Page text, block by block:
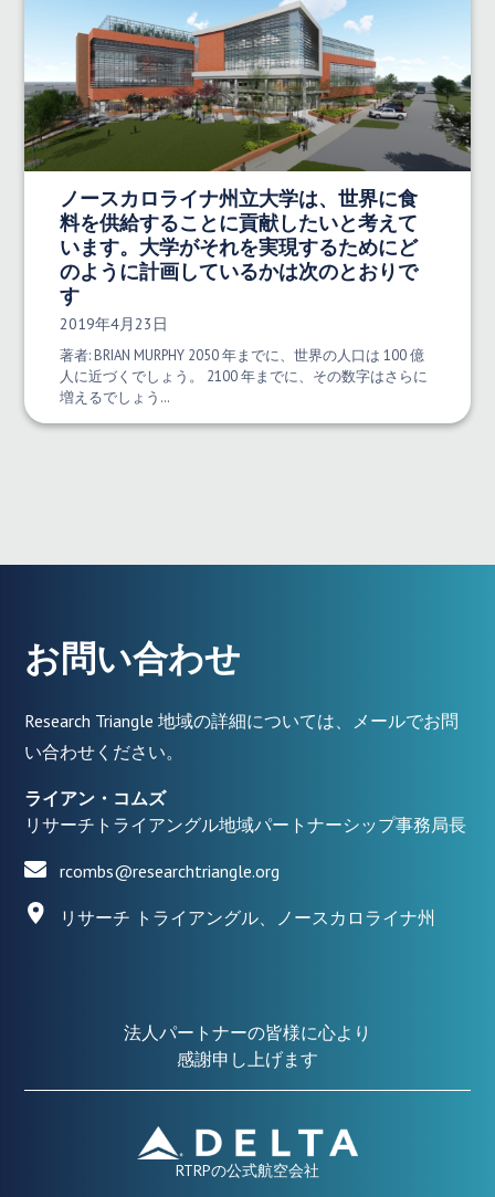
ノースカロライナ州立大学は、世界に食
料を供給することに貢献したいと考えて
います。大学がそれを実現するためにど
のように計画しているかは次のとおりで
す
発行日:
2019年4月23日
著者: BRIAN MURPHY 2050 年までに、世界の人口は 100 億
人に近づくでしょう。 2100 年までに、その数字はさらに
増えるでしょう…
お問い合わせ
Research Triangle 地域の詳細については、メールでお問
い合わせください。
ライアン・コムズ
リサーチトライアングル地域パートナーシップ事務局長
rcombs@researchtriangle.org
リサーチ トライアングル、ノースカロライナ州
法人パートナーの皆様に心より
感謝申し上げます
RTRPの公式航空会社